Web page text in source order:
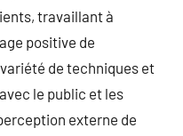
travaillant à
positive de
de techniques et
le public et les
externe de